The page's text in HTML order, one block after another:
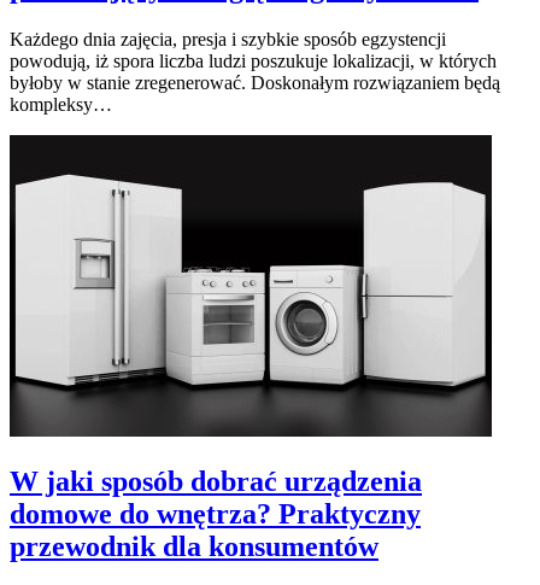
Każdego dnia zajęcia, presja i szybkie sposób egzystencji
powodują, iż spora liczba ludzi poszukuje lokalizacji, w których
byłoby w stanie zregenerować. Doskonałym rozwiązaniem będą
kompleksy…
W jaki sposób dobrać urządzenia
domowe do wnętrza? Praktyczny
przewodnik dla konsumentów